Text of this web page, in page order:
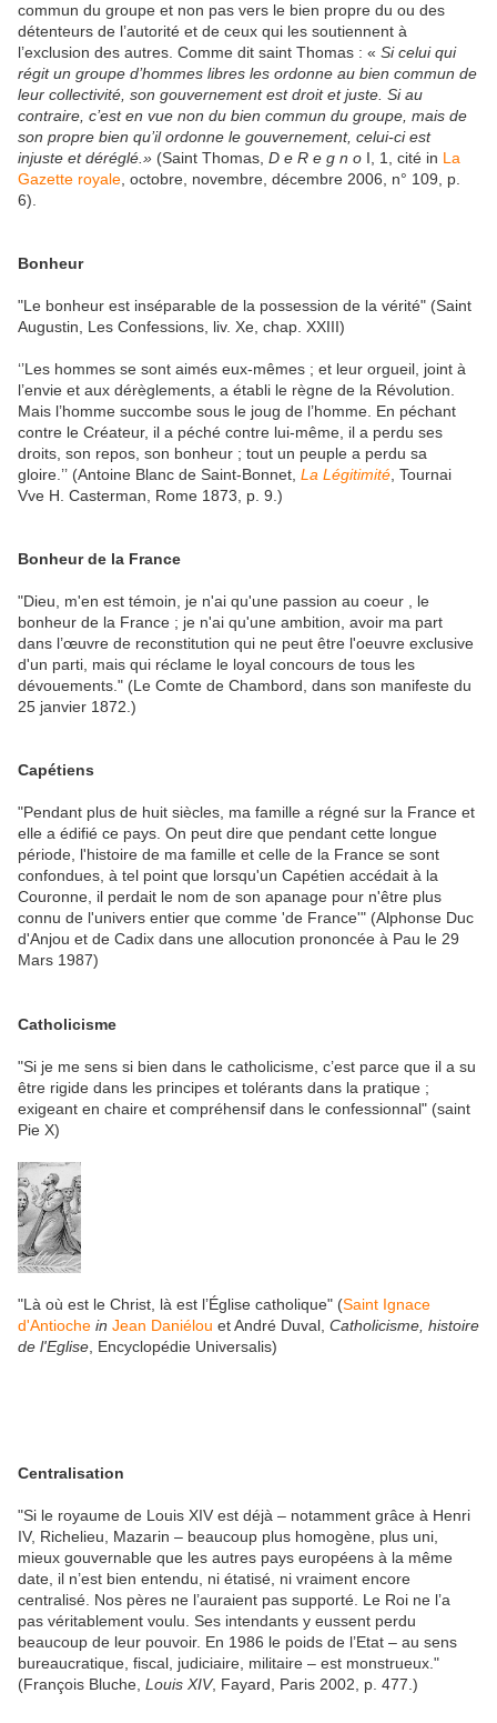
commun du groupe et non pas vers le bien propre du ou des
détenteurs de l’autorité et de ceux qui les soutiennent à
l’exclusion des autres. Comme dit saint Thomas : « Si celui qui
régit un groupe d’hommes libres les ordonne au bien commun de
leur collectivité, son gouvernement est droit et juste. Si au
contraire, c’est en vue non du bien commun du groupe, mais de
son propre bien qu’il ordonne le gouvernement, celui-ci est
injuste et déréglé.» (Saint Thomas, D e R e g n o I, 1, cité in La
Gazette royale , octobre, novembre, décembre 2006, n° 109, p.
6).
Bonheur
"Le bonheur est inséparable de la possession de la vérité" (Saint
Augustin, Les Confessions, liv. Xe, chap. XXIII)
‘’Les hommes se sont aimés eux-mêmes ; et leur orgueil, joint à
l’envie et aux dérèglements, a établi le règne de la Révolution.
Mais l’homme succombe sous le joug de l’homme. En péchant
contre le Créateur, il a péché contre lui-même, il a perdu ses
droits, son repos, son bonheur ; tout un peuple a perdu sa
gloire.’’ (Antoine Blanc de Saint-Bonnet, La Légitimité , Tournai
Vve H. Casterman, Rome 1873, p. 9.)
Bonheur de la France
"Dieu, m'en est témoin, je n'ai qu'une passion au coeur , le
bonheur de la France ; je n'ai qu'une ambition, avoir ma part
dans l’œuvre de reconstitution qui ne peut être l'oeuvre exclusive
d'un parti, mais qui réclame le loyal concours de tous les
dévouements." (Le Comte de Chambord, dans son manifeste du
25 janvier 1872.)
Capétiens
"Pendant plus de huit siècles, ma famille a régné sur la France et
elle a édifié ce pays. On peut dire que pendant cette longue
période, l'histoire de ma famille et celle de la France se sont
confondues, à tel point que lorsqu'un Capétien accédait à la
Couronne, il perdait le nom de son apanage pour n'être plus
connu de l'univers entier que comme 'de France'" (Alphonse Duc
d'Anjou et de Cadix dans une allocution prononcée à Pau le 29
Mars 1987)
Catholicisme
"Si je me sens si bien dans le catholicisme, c’est parce que il a su
être rigide dans les principes et tolérants dans la pratique ;
exigeant en chaire et compréhensif dans le confessionnal" (saint
Pie X)
"Là où est le Christ, là est l’Église catholique" (Saint Ignace
d'Antioche in Jean Daniélou et André Duval, Catholicisme, histoire
de l'Eglise , Encyclopédie Universalis)
Centralisation
"Si le royaume de Louis XIV est déjà – notamment grâce à Henri
IV, Richelieu, Mazarin – beaucoup plus homogène, plus uni,
mieux gouvernable que les autres pays européens à la même
date, il n’est bien entendu, ni étatisé, ni vraiment encore
centralisé. Nos pères ne l’auraient pas supporté. Le Roi ne l’a
pas véritablement voulu. Ses intendants y eussent perdu
beaucoup de leur pouvoir. En 1986 le poids de l’Etat – au sens
bureaucratique, fiscal, judiciaire, militaire – est monstrueux."
(François Bluche, Louis XIV, Fayard, Paris 2002, p. 477.)